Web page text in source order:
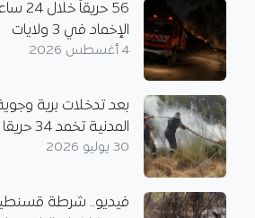
56
الإخماد في 3 ولايات
4 أغسطس 2026
بعد تدخلات برية
المدنية تخمد 34 حريقا في 24 ساعة
30 يوليو 2026